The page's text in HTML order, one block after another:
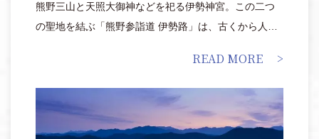
熊野三山と天照大御神などを祀る伊勢神宮。この二つ
の聖地を結ぶ「熊野参詣道 伊勢路」は、古くから人の
自然景観が残っています。そんな「熊野参詣道 伊勢
路」の熊野三山側に位置する「世界遺産リゾート 熊野
倶楽部」では、食事代はもちろん、軽食、ドリンク代
がほぼ旅行代金に含まれている美食オールインクルー
READ MORE